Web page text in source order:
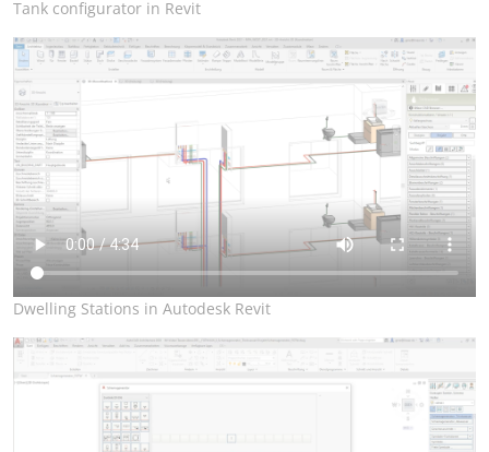
pompen en fittingen
Rekening houden met aftrek voor lasnaden, pakkingen en
insteek- of schroefverbindingsdiepten
Handmatig of automatisch toegekende artikelnummers
Materiaallijsten, stuklijsten met artikelnummers, zaaglijsten
voor buizen, artikellijsten
Tank configurator in Revit
Dwelling Stations in Autodesk Revit